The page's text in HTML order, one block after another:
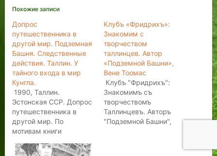
Похожие записи
Допрос
путешественника в
другой мир. Подземная
Башня. Следственные
действия. Таллин. У
тайного входа в мир
Кунгла.
1990, Таллин.
Эстонская ССР. Допрос
путешественника в
другой мир. По
мотивам книги
Автор книги: Вене-Вана
Клубъ «Фридрихъ»:
Знакомим с
творчеством
таллинцев. Автор
«Подземной Башни»,
Вене Тоомас
Клубъ "Фридрихъ":
Знакомимъ съ
творчествомъ
Таллинцевъ. Авторъ
"Подземной Башни", ​